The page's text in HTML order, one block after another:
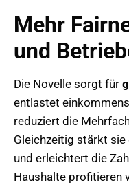
Mehr
und
Die Novelle sorgt für
entlastet
reduziert die
Gleichzeitig stärkt sie
und erleichtert die
Haushalte profitieren